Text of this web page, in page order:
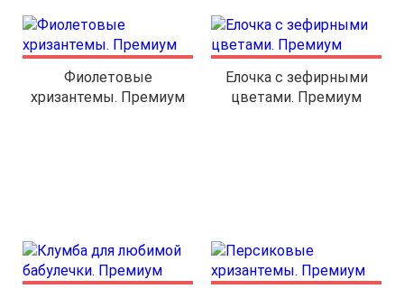
Фиолетовые
хризантемы. Премиум
Елочка с зефирными
цветами. Премиум